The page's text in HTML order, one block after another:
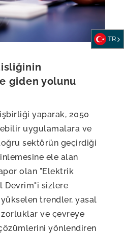
giden yolunu
yaparak, 2050
uygulamalara ve
sektörün geçirdiği
ele alan
olan "Elektrik
Devrim"i sizlere
trendler, yasal
ve çevreye
yönlendiren
TR